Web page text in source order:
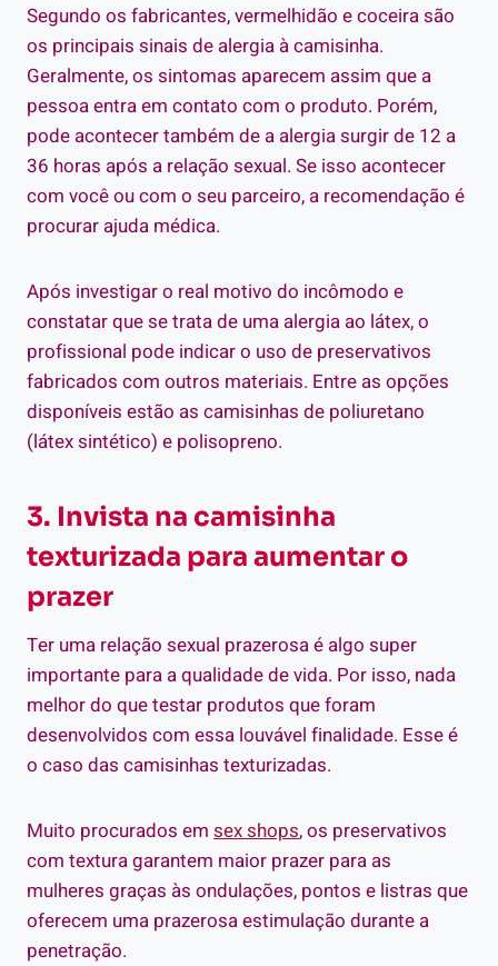
Segundo os fabricantes, vermelhidão e coceira são
os principais sinais de alergia à camisinha.
Geralmente, os sintomas aparecem assim que a
pessoa entra em contato com o produto. Porém,
pode acontecer também de a alergia surgir de 12 a
36 horas após a relação sexual. Se isso acontecer
com você ou com o seu parceiro, a recomendação é
procurar ajuda médica.
Após investigar o real motivo do incômodo e
constatar que se trata de uma alergia ao látex, o
profissional pode indicar o uso de preservativos
fabricados com outros materiais. Entre as opções
disponíveis estão as camisinhas de poliuretano
(látex sintético) e polisopreno.
3. Invista na camisinha
texturizada para aumentar o
prazer
Ter uma relação sexual prazerosa é algo super
importante para a qualidade de vida. Por isso, nada
melhor do que testar produtos que foram
desenvolvidos com essa louvável finalidade. Esse é
o caso das camisinhas texturizadas.
Muito procurados em sex shops, os preservativos
com textura garantem maior prazer para as
mulheres graças às ondulações, pontos e listras que
oferecem uma prazerosa estimulação durante a
penetração.